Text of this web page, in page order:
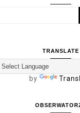
TRANSLATE
by